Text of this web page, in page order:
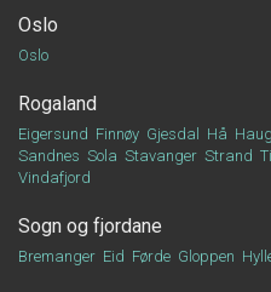
Oslo
Oslo
Rogaland
Eigersund Finnøy Gjesdal Hå
Sandnes Sola Stavanger Strand
Vindafjord
Sogn og fjordane
Bremanger Eid Førde Gloppen